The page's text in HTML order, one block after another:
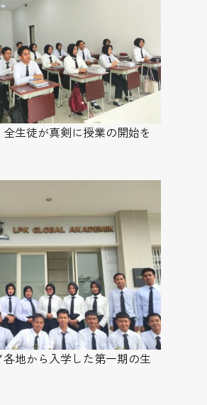
生徒が真剣に授業の開始を
地から入学した第一期の生